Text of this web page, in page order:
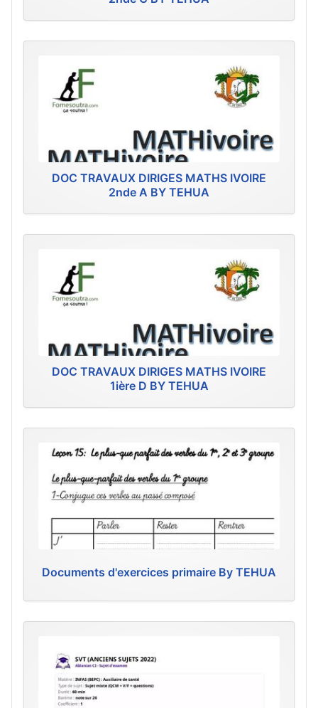
DOC TRAVAUX DIRIGES MATHS IVOIRE
2nde A BY TEHUA
DOC TRAVAUX DIRIGES MATHS IVOIRE
1ière D BY TEHUA
Documents d'exercices primaire By TEHUA